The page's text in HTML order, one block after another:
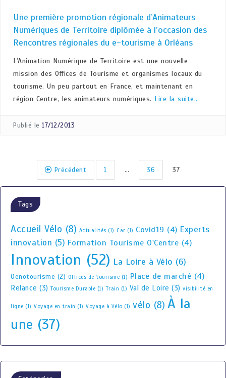
Une première promotion régionale d’Animateurs
Numériques de Territoire diplômée à l’occasion des
Rencontres régionales du e-tourisme à Orléans
L’Animation Numérique de Territoire est une nouvelle
mission des Offices de Tourisme et organismes locaux du
tourisme. Un peu partout en France, et maintenant en
région Centre, les animateurs numériques. Lire la suite…
Publié le 17/12/2013
Précédent 1 … 36 37
Tags
Accueil Vélo (8) Actualités (1) Car (1) Covid19 (4) Experts
innovation (5) Formation Tourisme O'Centre (4)
Innovation (52) La Loire à Vélo (6)
Oenotourisme (2) Offices de tourisme (1) Place de marché (4)
Relance (3) Tourisme Durable (1) Train (1) Val de Loire (3) visibilité en
ligne (1) Voyage en train (1) Voyage à Vélo (1) vélo (8) À la
une (37)